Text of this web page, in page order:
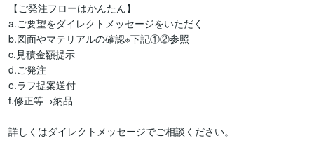
【ご発注フローはかんたん】
a.ご要望をダイレクトメッセージをいただく
b.図面やマテリアルの確認※下記①②参照
c.見積金額提示
d.ご発注
e.ラフ提案送付
f.修正等→納品
詳しくはダイレクトメッセージでご相談ください。